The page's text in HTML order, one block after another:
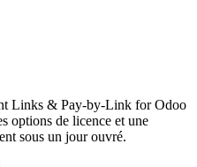
Links & Pay-by-Link for Odoo
options de licence et une
sous un jour ouvré.